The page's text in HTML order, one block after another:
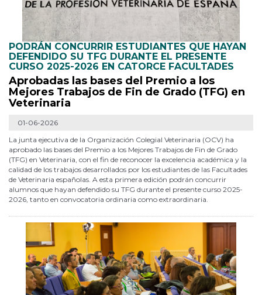
PODRÁN CONCURRIR ESTUDIANTES QUE HAYAN
DEFENDIDO SU TFG DURANTE EL PRESENTE
CURSO 2025-2026 EN CATORCE FACULTADES
Aprobadas las bases del Premio a los
Mejores Trabajos de Fin de Grado (TFG) en
Veterinaria
01-06-2026
La junta ejecutiva de la Organización Colegial Veterinaria (OCV) ha
aprobado las bases del Premio a los Mejores Trabajos de Fin de Grado
(TFG) en Veterinaria, con el fin de reconocer la excelencia académica y la
calidad de los trabajos desarrollados por los estudiantes de las Facultades
de Veterinaria españolas. A esta primera edición podrán concurrir
alumnos que hayan defendido su TFG durante el presente curso 2025-
2026, tanto en convocatoria ordinaria como extraordinaria.